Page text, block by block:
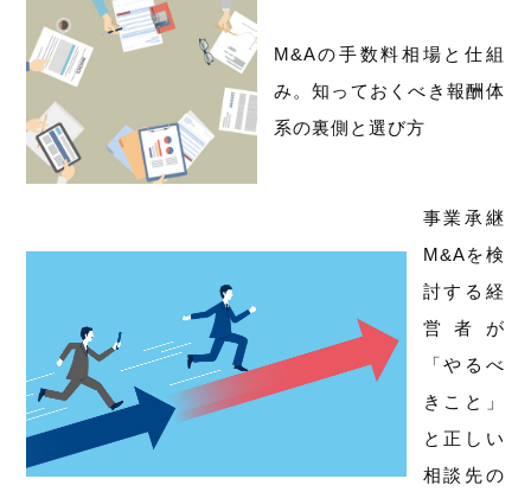
M&Aの手数料相場と仕組
み。知っておくべき報酬体
系の裏側と選び方
事業承継
M&Aを検
討する経
営者が
「やるべ
きこと」
と正しい
相談先の